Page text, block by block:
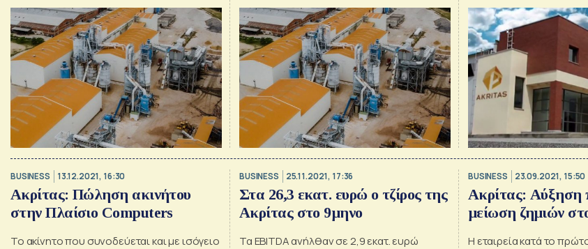
προηγούμενη χρήση
BUSINESS 13.12.2021, 16:30
Ακρίτας: Πώληση ακινήτου
στην Πλαίσιο Computers
Το ακίνητο που συνοδεύεται και με ισόγειο
BUSINESS 25.11.2021, 17:36
Στα 26,3 εκατ. ευρώ ο τζίρος της
Ακρίτας στο 9μηνο
Τα EBITDA ανήλθαν σε 2,9 εκατ. ευρώ
BUSINESS 23.09.2021, 15:50
Ακρίτας: Αύξηση
μείωση ζημιών
Η εταιρεία κατά το